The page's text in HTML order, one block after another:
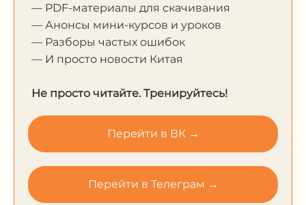
— PDF-материалы для скачивания
— Анонсы мини-курсов и уроков
— Разборы частых ошибок
— И просто новости Китая
Не просто читайте. Тренируйтесь!
Перейти в ВК →
Перейти в Телеграм →